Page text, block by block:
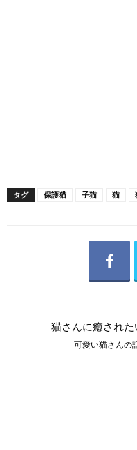
タグ 保護猫 子猫 猫
猫さんに癒され
可愛い猫さんの